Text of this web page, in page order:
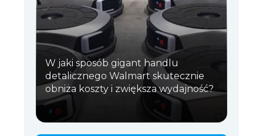
W jaki sposób gigant handlu
detalicznego Walmart skutecznie
obniża koszty i zwiększa wydajność?